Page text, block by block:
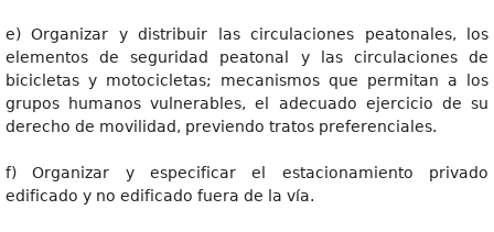
e) Organizar y distribuir las circulaciones peatonales, los
elementos de seguridad peatonal y las circulaciones de
bicicletas y motocicletas; mecanismos que permitan a los
grupos humanos vulnerables, el adecuado ejercicio de su
derecho de movilidad, previendo tratos preferenciales.
f) Organizar y especificar el estacionamiento privado
edificado y no edificado fuera de la vía.